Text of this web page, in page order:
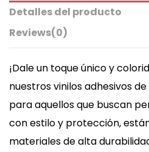
Detalles del producto
Reviews(0)
¡Dale un toque único y
nuestros vinilos adhesivos
para aquellos que buscan
con estilo y protección,
materiales de alta